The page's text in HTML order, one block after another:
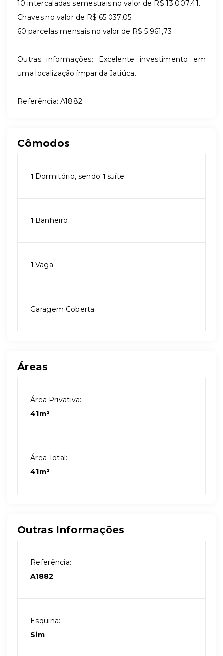
10 intercaladas semestrais no valor de R$ 13.007,41.
Chaves no valor de R$ 65.037,05 .
60 parcelas mensais no valor de R$ 5.961,73.
Outras informações: Excelente investimento em
uma localização ímpar da Jatiúca.
Referência: A1882.
Cômodos
1 Dormitório, sendo 1 suíte
1 Banheiro
1 Vaga
Garagem Coberta
Áreas
Área Privativa:
41m²
Área Total:
41m²
Outras Informações
Referência:
A1882
Esquina:
Sim